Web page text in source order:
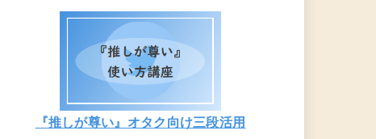
『推しが尊い』オタク向け三段活用